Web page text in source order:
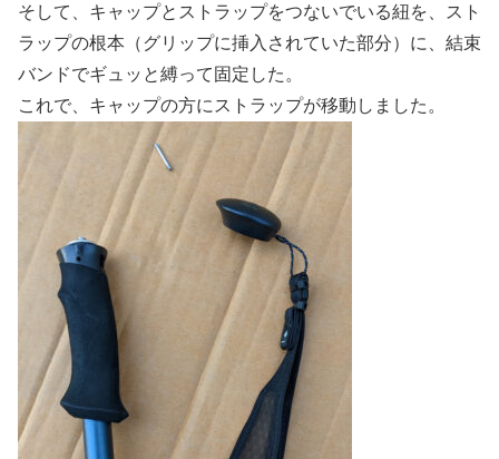
そして、キャップとストラップをつないでいる紐を、スト
ラップの根本（グリップに挿入されていた部分）に、結束
バンドでギュッと縛って固定した。
これで、キャップの方にストラップが移動しました。